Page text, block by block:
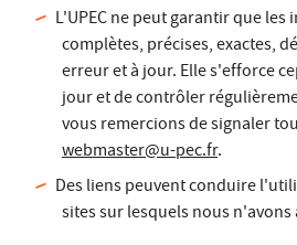
L'UPEC ne peut garantir que
complètes, précises, exactes,
erreur et à jour. Elle s'efforce
jour et de contrôler
vous remercions de signaler
webmaster@u-pec.fr.
Des liens peuvent conduire
sites sur lesquels nous